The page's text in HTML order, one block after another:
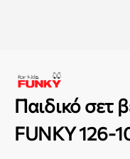
Παιδικό σετ
FUNKY 126-